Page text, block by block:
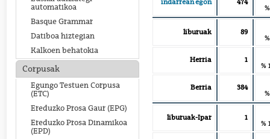
automatikoa
Basque Grammar
Datiboa hiztegian
Kalkoen behatokia
Corpusak
Egungo Testuen Corpusa
(ETC)
Ereduzko Prosa Gaur (EPG)
Ereduzko Prosa Dinamikoa
(EPD)
indarrean egon 474
liburuak 89
Herria 1
%
Berria 384
liburuak-Ipar 1
%